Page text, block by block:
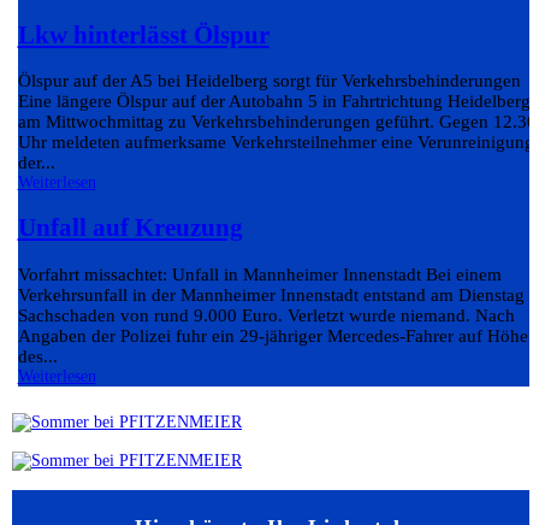
Lkw hinterlässt Ölspur
Ölspur auf der A5 bei Heidelberg sorgt für Verkehrsbehinderungen
Eine längere Ölspur auf der Autobahn 5 in Fahrtrichtung Heidelberg
am Mittwochmittag zu Verkehrsbehinderungen geführt. Gegen 12.30
Uhr meldeten aufmerksame Verkehrsteilnehmer eine Verunreinigung
der...
Weiterlesen
Unfall auf Kreuzung
Vorfahrt missachtet: Unfall in Mannheimer Innenstadt Bei einem
Verkehrsunfall in der Mannheimer Innenstadt entstand am Dienstag
Sachschaden von rund 9.000 Euro. Verletzt wurde niemand. Nach
Angaben der Polizei fuhr ein 29-jähriger Mercedes-Fahrer auf Höhe
des...
Weiterlesen